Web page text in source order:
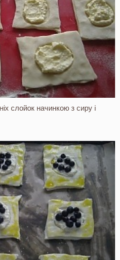
слойок начинкою з сиру і